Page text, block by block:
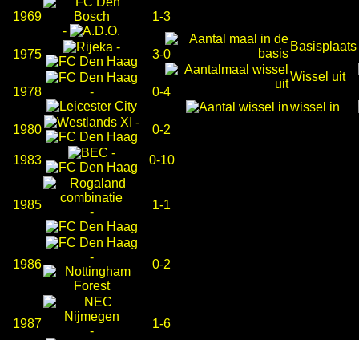
1969
-
1-3
1975
-
3-0
1978 - 0-4
1980
-
0-2
1983
-
0-10
1985
-
1-1
1986
-
0-2
1987
-
1-6
Basisplaats
Wissel uit
wissel in